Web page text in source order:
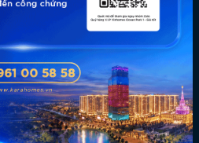
tôi không chỉ tư vấn mua mà
kết bảo lãnh gia tăng giá trị